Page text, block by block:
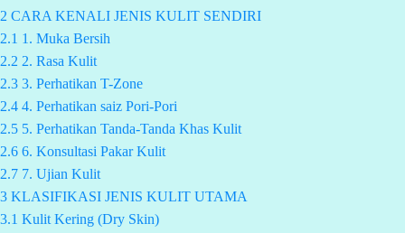
2 CARA KENALI JENIS KULIT SENDIRI
2.1 1. Muka Bersih
2.2 2. Rasa Kulit
2.3 3. Perhatikan T-Zone
2.4 4. Perhatikan saiz Pori-Pori
2.5 5. Perhatikan Tanda-Tanda Khas Kulit
2.6 6. Konsultasi Pakar Kulit
2.7 7. Ujian Kulit
3 KLASIFIKASI JENIS KULIT UTAMA
3.1 Kulit Kering (Dry Skin)